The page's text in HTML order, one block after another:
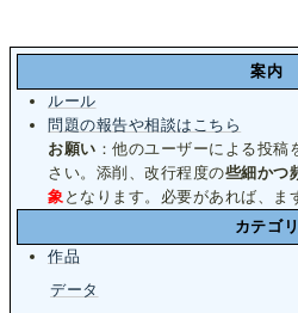
案内
ルール
問題の報告や相談はこちら
お願い ：他のユーザーによる投
さい。添削、改行程度の些細かつ
象 となります。必要があれば、ま
カテゴリ
作品
データ